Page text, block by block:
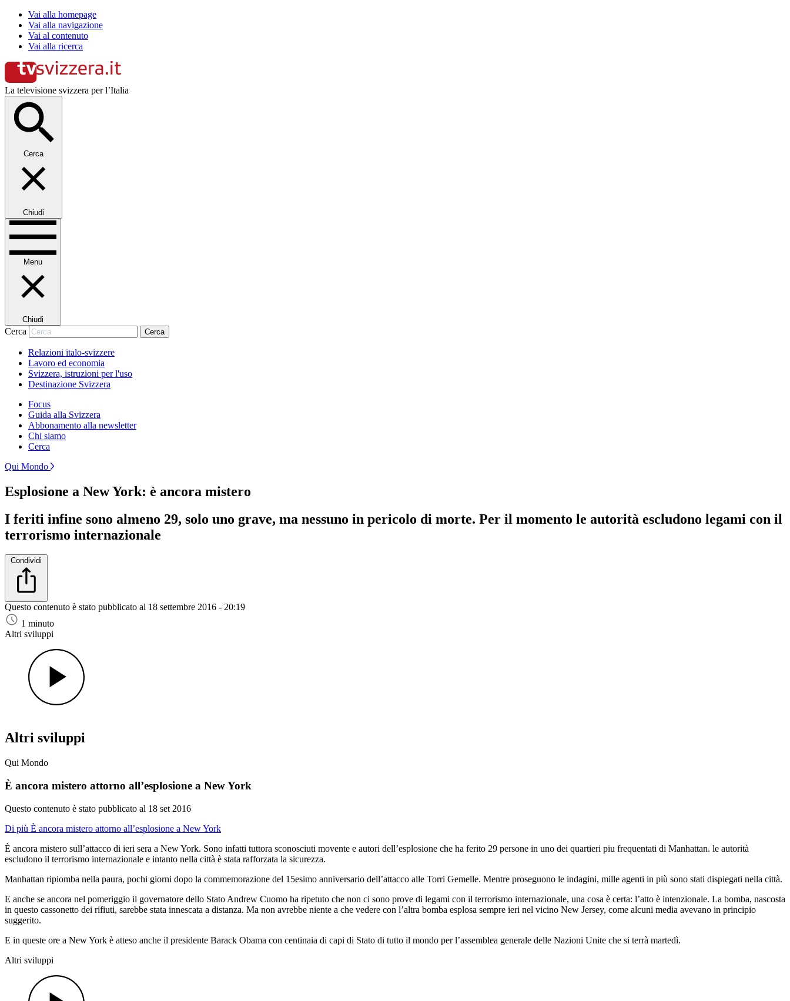
Vai alla homepage
Vai alla navigazione
Vai al contenuto
Vai alla ricerca
La televisione svizzera per l’Italia
Cerca
Chiudi
Menu
Chiudi
Cerca Cerca
Relazioni italo-svizzere
Lavoro ed economia
Svizzera, istruzioni per l'uso
Destinazione Svizzera
Focus
Guida alla Svizzera
Abbonamento alla newsletter
Chi siamo
Cerca
Qui Mondo
Esplosione a New York: è ancora mistero
I feriti infine sono almeno 29, solo uno grave, ma nessuno in pericolo di morte. Per il momento le autorità escludono legami con il
terrorismo internazionale
Condividi
Questo contenuto è stato pubblicato al 18 settembre 2016 - 20:19
1 minuto
Altri sviluppi
Altri sviluppi
Qui Mondo
È ancora mistero attorno all’esplosione a New York
Questo contenuto è stato pubblicato al 18 set 2016
Di più È ancora mistero attorno all’esplosione a New York
È ancora mistero sull’attacco di ieri sera a New York. Sono infatti tuttora sconosciuti movente e autori dell’esplosione che ha ferito 29 persone in uno dei quartieri piu frequentati di Manhattan. le autorità
escludono il terrorismo internazionale e intanto nella città è stata rafforzata la sicurezza.
Manhattan ripiomba nella paura, pochi giorni dopo la commemorazione del 15esimo anniversario dell’attacco alle Torri Gemelle. Mentre proseguono le indagini, mille agenti in più sono stati dispiegati nella città.
E anche se ancora nel pomeriggio il governatore dello Stato Andrew Cuomo ha ripetuto che non ci sono prove di legami con il terrorismo internazionale, una cosa è certa: l’atto è intenzionale. La bomba, nascosta
in questo cassonetto dei rifiuti, sarebbe stata innescata a distanza. Ma non avrebbe niente a che vedere con l’altra bomba esplosa sempre ieri nel vicino New Jersey, come alcuni media avevano in principio
suggerito.
E in queste ore a New York è atteso anche il presidente Barack Obama con centinaia di capi di Stato di tutto il mondo per l’assemblea generale delle Nazioni Unite che si terrà martedì.
Altri sviluppi